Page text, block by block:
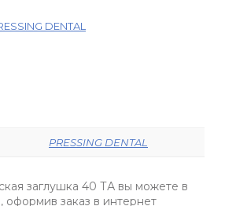
DENTAL
PRESSING DENTAL
заглушка 40 ТА вы можете в
оформив заказ в интернет